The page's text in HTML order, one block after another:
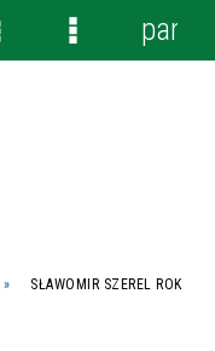
SŁAWOMIR SZEREL ROK
Menu
panel